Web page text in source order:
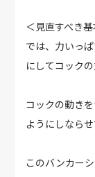
＜見直すべき
では、力いっ
にしてコック
コックの動き
ようにしなら
このバンカー